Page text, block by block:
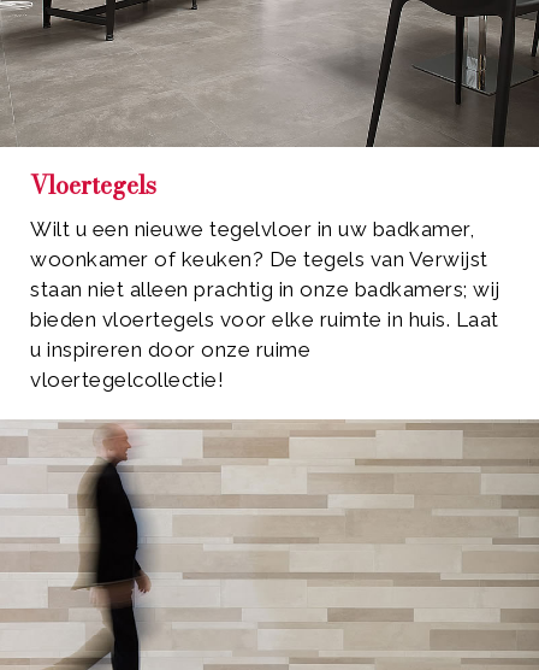
Vloertegels
Wilt u een nieuwe tegelvloer in uw badkamer,
woonkamer of keuken? De tegels van Verwijst
staan niet alleen prachtig in onze badkamers; wij
bieden vloertegels voor elke ruimte in huis. Laat
u inspireren door onze ruime
vloertegelcollectie!